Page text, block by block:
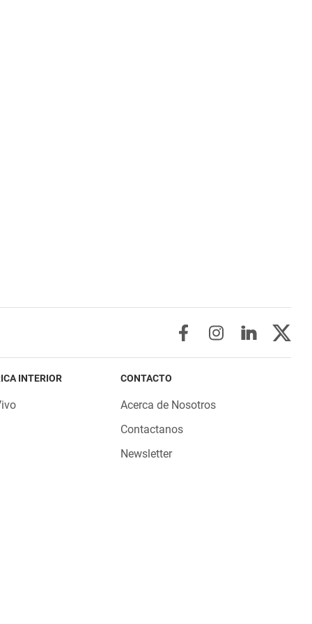
INTERIOR CONTACTO
Acerca de Nosotros
Contactanos
Newsletter